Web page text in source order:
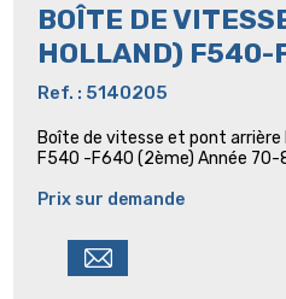
BOÎTE DE
HOLLAND) F540-
Ref. : 5140205
Boîte de vitesse et pont arrière
F540 -F640 (2ème) Année 70-
Prix sur demande